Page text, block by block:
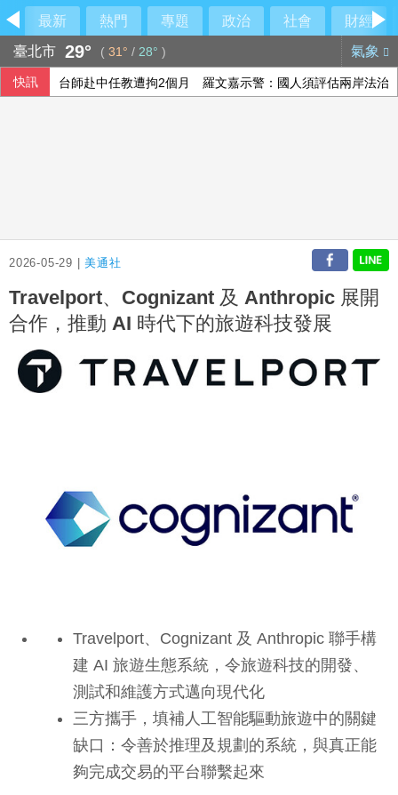
最新 熱門 專題 政治 社會
財經
臺北市 29° ( 31° / 28° ) 氣象
快訊 台師赴中任教遭拘2個月 羅文嘉示警：國人須評估兩岸法治
2026-05-29 |美通社
Travelport、Cognizant 及 Anthropic 展開
合作，推動 AI 時代下的旅遊科技發展
Travelport、Cognizant 及 Anthropic 聯手構
建 AI 旅遊生態系統，令旅遊科技的開發、
測試和維護方式邁向現代化
三方攜手，填補人工智能驅動旅遊中的關鍵
缺口：令善於推理及規劃的系統，與真正能
夠完成交易的平台聯繫起來